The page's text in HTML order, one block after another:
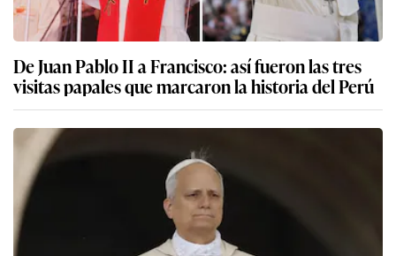
De Juan Pablo II a Francisco: así fueron las tres
visitas papales que marcaron la historia del Perú